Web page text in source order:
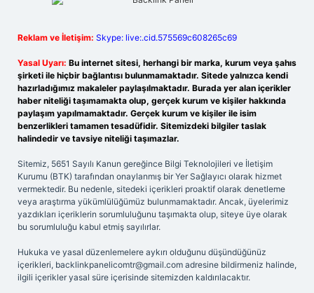
Reklam ve İletişim: Skype: live:.cid.575569c608265c69
Yasal Uyarı: Bu internet sitesi, herhangi bir marka, kurum veya şahıs
şirketi ile hiçbir bağlantısı bulunmamaktadır. Sitede yalnızca kendi
hazırladığımız makaleler paylaşılmaktadır. Burada yer alan içerikler
haber niteliği taşımamakta olup, gerçek kurum ve kişiler hakkında
paylaşım yapılmamaktadır. Gerçek kurum ve kişiler ile isim
benzerlikleri tamamen tesadüfidir. Sitemizdeki bilgiler taslak
halindedir ve tavsiye niteliği taşımazlar.
Sitemiz, 5651 Sayılı Kanun gereğince Bilgi Teknolojileri ve İletişim
Kurumu (BTK) tarafından onaylanmış bir Yer Sağlayıcı olarak hizmet
vermektedir. Bu nedenle, sitedeki içerikleri proaktif olarak denetleme
veya araştırma yükümlülüğümüz bulunmamaktadır. Ancak, üyelerimiz
yazdıkları içeriklerin sorumluluğunu taşımakta olup, siteye üye olarak
bu sorumluluğu kabul etmiş sayılırlar.
Hukuka ve yasal düzenlemelere aykırı olduğunu düşündüğünüz
içerikleri, backlinkpanelicomtr@gmail.com adresine bildirmeniz halinde,
ilgili içerikler yasal süre içerisinde sitemizden kaldırılacaktır.